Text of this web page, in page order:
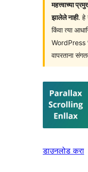
महत्त्वाच्या
झालेले नाही. हे
किंवा त्या
WordPress
वापरताना
डाउनलोड करा